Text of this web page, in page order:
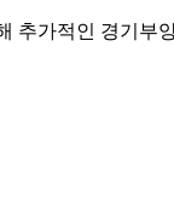
추가적인 경기부